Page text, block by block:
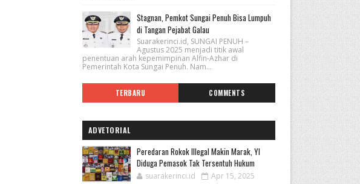
Stagnan, Pemkot Sungai Penuh Bisa Lumpuh
di Tangan Pejabat Galau
Suarakerinci.id, SUNGAI PENUH –
Agustus 2025 menjadi titik awal
penentuan arah kepemimpinan Alfin-Azhar di
Pemerintah Kota Sungai Penuh. Nam...
TERBARU COMMENTS
ADVETORIAL
Peredaran Rokok Illegal Makin Marak, YI
Diduga Pemasok Tak Tersentuh Hukum
suarakerinci.id Apr 15, 2025